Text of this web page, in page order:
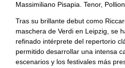
Massimiliano Pisapia. Tenor,
Tras su brillante debut como
maschera de Verdi en Leipzig, se
refinado intérprete del repertorio
permitido desarrollar una intensa
escenarios y los festivales más